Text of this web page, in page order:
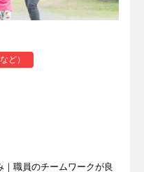
ど）
職員のチームワークが良